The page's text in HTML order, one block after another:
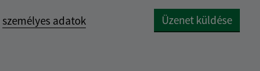
személyes adatok
Google reCaptcha Response
Üzenet küldése